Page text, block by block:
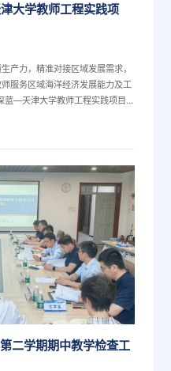
大学教师工程实践项
产力，精准对接区域发展需求，
服务区域海洋经济发展能力及工
蓝—天津大学教师工程实践项目”
滨海新区现代产业展示交流中
学期期中教学检查工